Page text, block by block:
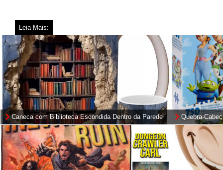
Leia Mais:
Caneca com Biblioteca Escondida Dentro da Parede
(Hole in a Wall Bookshelf)
Quebra-